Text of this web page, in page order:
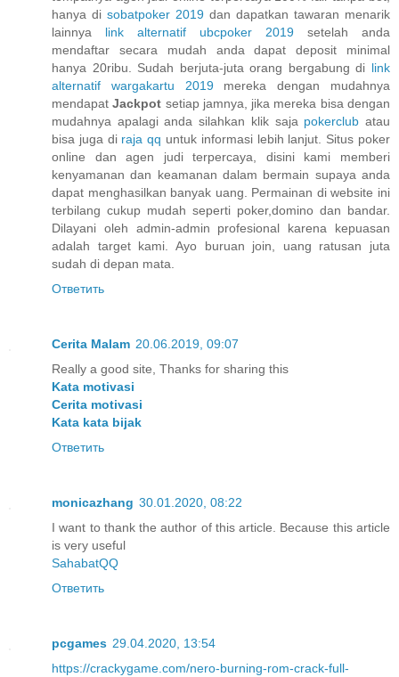
hanya di sobatpoker 2019 dan dapatkan tawaran menarik
lainnya link alternatif ubcpoker 2019 setelah anda
mendaftar secara mudah anda dapat deposit minimal
hanya 20ribu. Sudah berjuta-juta orang bergabung di link
alternatif wargakartu 2019mereka dengan mudahnya
mendapatJackpot setiap jamnya, jika mereka bisa dengan
mudahnya apalagi anda silahkan klik saja pokerclub atau
bisa juga di raja qq untuk informasi lebih lanjut. Situs poker
online dan agen judi terpercaya, disini kami memberi
kenyamanan dan keamanan dalam bermain supaya anda
dapat menghasilkan banyak uang. Permainan di website ini
terbilang cukup mudah seperti poker,domino dan bandar.
Dilayani oleh admin-admin profesional karena kepuasan
adalah target kami. Ayo buruan join, uang ratusan juta
sudah di depan mata.
Ответить
Cerita Malam 20.06.2019, 09:07
Really a good site, Thanks for sharing this
Kata motivasi
Cerita motivasi
Kata kata bijak
Ответить
monicazhang 30.01.2020, 08:22
I want to thank the author of this article. Because this article
is very useful
SahabatQQ
Ответить
pcgames 29.04.2020, 13:54
https://crackygame.com/nero-burning-rom-crack-full-